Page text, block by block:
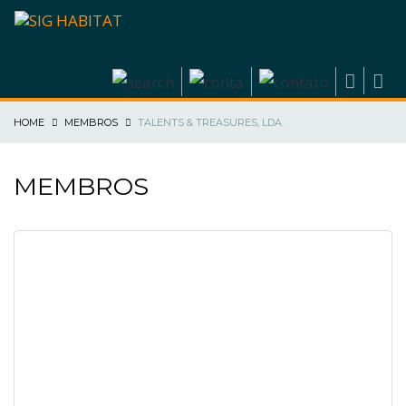
HOME MEMBROS TALENTS & TREASURES, LDA.
MEMBROS